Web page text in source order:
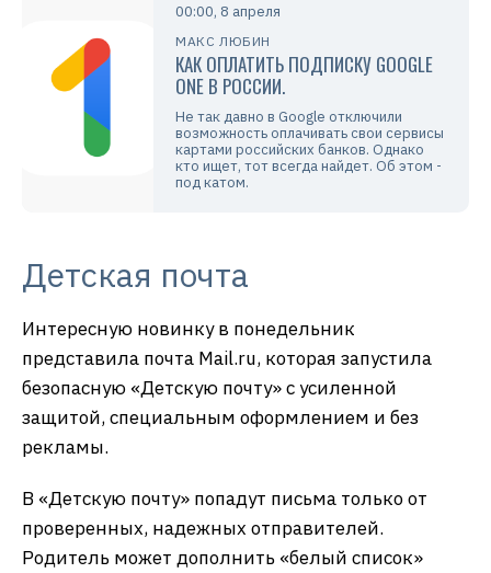
00:00, 8 апреля
МАКС ЛЮБИН
КАК ОПЛАТИТЬ ПОДПИСКУ GOOGLE
ONE В РОССИИ.
Не так давно в Google отключили
возможность оплачивать свои сервисы
картами российских банков. Однако
кто ищет, тот всегда найдет. Об этом -
под катом.
Детская почта
Интересную новинку в понедельник
представила почта Mail.ru, которая запустила
безопасную «Детскую почту» с усиленной
защитой, специальным оформлением и без
рекламы.
В «Детскую почту» попадут письма только от
проверенных, надежных отправителей.
Родитель может дополнить «белый список»